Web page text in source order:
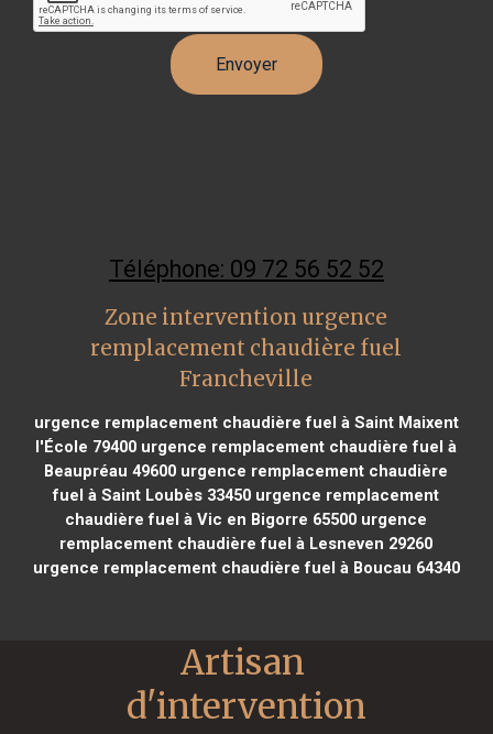
Téléphone: 09 72 56 52 52
Zone intervention urgence
remplacement chaudière fuel
Francheville
urgence remplacement chaudière fuel à Saint Maixent
l'École 79400 urgence remplacement chaudière fuel à
Beaupréau 49600 urgence remplacement chaudière
fuel à Saint Loubès 33450 urgence remplacement
chaudière fuel à Vic en Bigorre 65500 urgence
remplacement chaudière fuel à Lesneven 29260
urgence remplacement chaudière fuel à Boucau 64340
Artisan
d'intervention